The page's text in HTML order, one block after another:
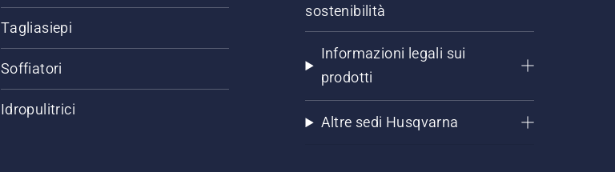
Tagliasiepi
Soffiatori
Idropulitrici
sostenibilità
Informazioni legali sui
prodotti
Altre sedi Husqvarna